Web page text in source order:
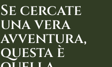
Se cercate
una vera
avventura,
questa è